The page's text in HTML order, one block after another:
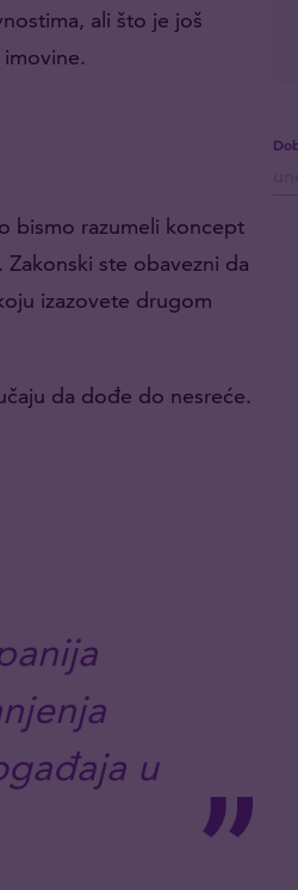
ali što je još
bismo razumeli koncept
ste obavezni da
izazovete drugom
da dođe do nesreće.
u